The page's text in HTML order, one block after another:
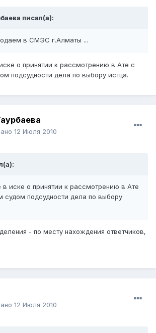
писал(а):
в СМЭС г.Алматы ...
о принятии к рассмотрению в Ате с
подсудности дела по выбору истца.
12 Июля 2010
в иске о принятии к рассмотрению в Ате
судом подсудности дела по выбору
- по месту нахождения ответчиков,
12 Июля 2010